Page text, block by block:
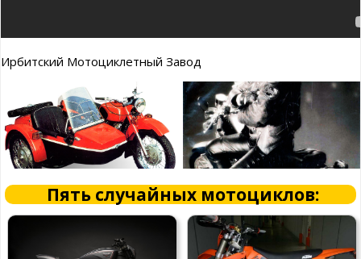
Ирбитский Мотоциклетный Завод
Пять случайных мотоциклов: